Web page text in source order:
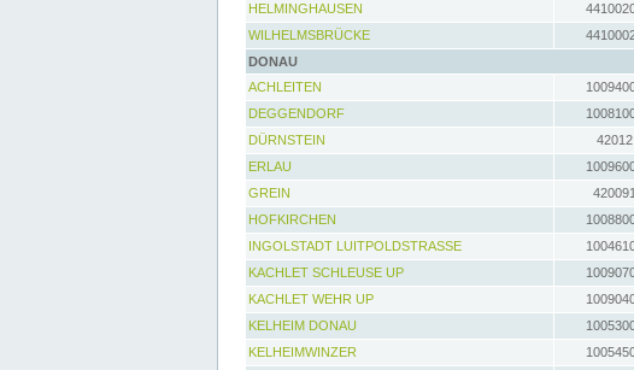
HELMINGHAUSEN
WILHELMSBRÜCKE
DONAU
ACHLEITEN
DEGGENDORF
DÜRNSTEIN
42012
ERLAU
GREIN
420091
HOFKIRCHEN
INGOLSTADT LUITPOLDSTRASSE
KACHLET SCHLEUSE UP
KACHLET WEHR UP
KELHEIM DONAU
KELHEIMWINZER